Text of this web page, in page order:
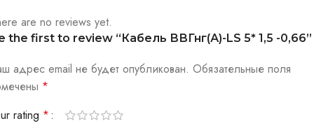
are no reviews yet.
the first to review “Кабель ВВГнг(А)-LS 5* 1,5 -0,66”
адрес email не будет опубликован. Обязательные поля
*
rating *